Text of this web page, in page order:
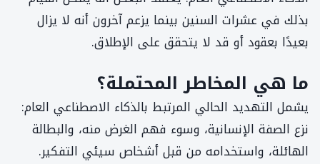
بذلك في عشرات السنين بينما يزعم آخرون أنه لا يزال
بعيدًا بعقود أو قد لا يتحقق على الإطلاق.
ما هي المخاطر المحتملة؟
يشمل التهديد الحالي المرتبط بالذكاء الاصطناعي العام:
نزع الصفة الإنسانية، وسوء فهم الغرض منه، والبطالة
الهائلة، واستخدامه من قبل أشخاص سيئي التفكير.